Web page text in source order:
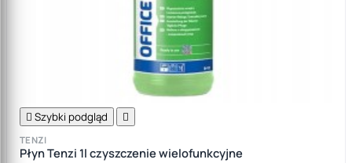
 Szybki podgląd 
TENZI
Płyn Tenzi 1l czyszczenie wielofunkcyjne